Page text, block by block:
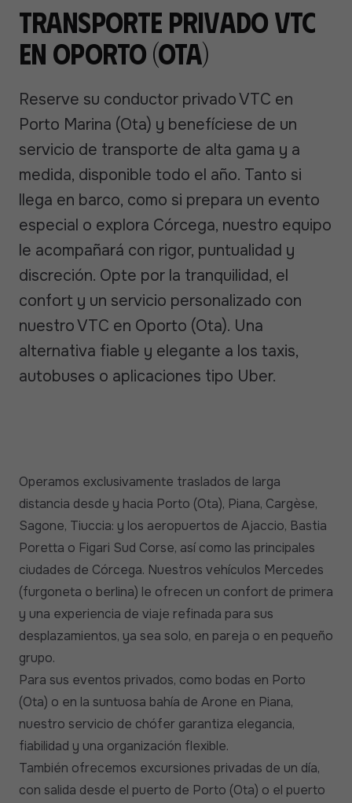
Transporte privado VTC
en Oporto (Ota)
Reserve su conductor privado VTC en
Porto Marina (Ota) y benefíciese de un
servicio de transporte de alta gama y a
medida, disponible todo el año. Tanto si
llega en barco, como si prepara un evento
especial o explora Córcega, nuestro equipo
le acompañará con rigor, puntualidad y
discreción. Opte por la tranquilidad, el
confort y un servicio personalizado con
nuestro VTC en Oporto (Ota). Una
alternativa fiable y elegante a los taxis,
autobuses o aplicaciones tipo Uber.
Operamos exclusivamente traslados de larga
distancia desde y hacia Porto (Ota), Piana, Cargèse,
Sagone, Tiuccia: y los aeropuertos de Ajaccio, Bastia
Poretta o Figari Sud Corse, así como las principales
ciudades de Córcega. Nuestros vehículos Mercedes
(furgoneta o berlina) le ofrecen un confort de primera
y una experiencia de viaje refinada para sus
desplazamientos, ya sea solo, en pareja o en pequeño
grupo.
Para sus eventos privados, como bodas en Porto
(Ota) o en la suntuosa bahía de Arone en Piana,
nuestro servicio de chófer garantiza elegancia,
fiabilidad y una organización flexible.
También ofrecemos excursiones privadas de un día,
con salida desde el puerto de Porto (Ota) o el puerto